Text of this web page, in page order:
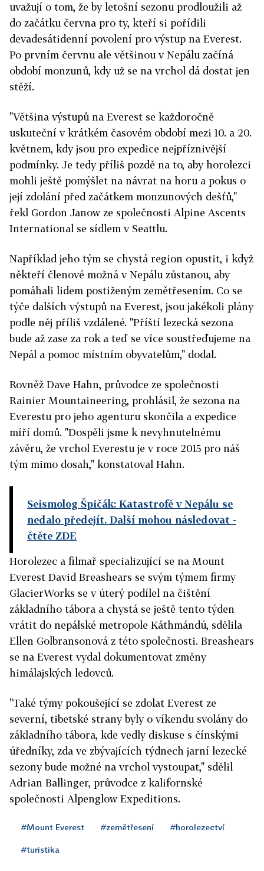
uvažují o tom, že by letošní sezonu prodloužili až
do začátku června pro ty, kteří si pořídili
devadesátidenní povolení pro výstup na Everest.
Po prvním červnu ale většinou v Nepálu začíná
období monzunů, kdy už se na vrchol dá dostat jen
stěží.
"Většina výstupů na Everest se každoročně
uskuteční v krátkém časovém období mezi 10. a 20.
květnem, kdy jsou pro expedice nejpříznivější
podmínky. Je tedy příliš pozdě na to, aby horolezci
mohli ještě pomýšlet na návrat na horu a pokus o
její zdolání před začátkem monzunových dešťů,"
řekl Gordon Janow ze společnosti Alpine Ascents
International se sídlem v Seattlu.
Například jeho tým se chystá region opustit, i když
někteří členové možná v Nepálu zůstanou, aby
pomáhali lidem postiženým zemětřesením. Co se
týče dalších výstupů na Everest, jsou jakékoli plány
podle něj příliš vzdálené. "Příští lezecká sezona
bude až zase za rok a teď se více soustřeďujeme na
Nepál a pomoc místním obyvatelům," dodal.
Rovněž Dave Hahn, průvodce ze společnosti
Rainier Mountaineering, prohlásil, že sezona na
Everestu pro jeho agenturu skončila a expedice
míří domů. "Dospěli jsme k nevyhnutelnému
závěru, že vrchol Everestu je v roce 2015 pro náš
tým mimo dosah," konstatoval Hahn.
Seismolog Špičák: Katastrofě v Nepálu se
nedalo předejít. Další mohou následovat -
čtěte ZDE
Horolezec a filmař specializující se na Mount
Everest David Breashears se svým týmem firmy
GlacierWorks se v úterý podílel na čištění
základního tábora a chystá se ještě tento týden
vrátit do nepálské metropole Káthmándú, sdělila
Ellen Golbransonová z této společnosti. Breashears
se na Everest vydal dokumentovat změny
himálajských ledovců.
"Také týmy pokoušející se zdolat Everest ze
severní, tibetské strany byly o víkendu svolány do
základního tábora, kde vedly diskuse s čínskými
úředníky, zda ve zbývajících týdnech jarní lezecké
sezony bude možné na vrchol vystoupat," sdělil
Adrian Ballinger, průvodce z kalifornské
společnosti Alpenglow Expeditions.
#Mount Everest #zemětřesení #horolezectví
#turistika